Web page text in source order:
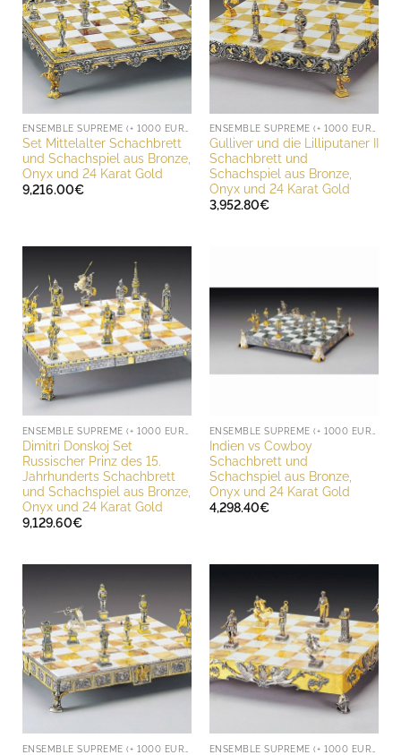
Set Mittelalter Schachbrett
und Schachspiel aus Bronze,
Onyx und 24 Karat Gold
9,216.00€
Gulliver und die Lilliputaner II
Schachbrett und
Schachspiel aus Bronze,
Onyx und 24 Karat Gold
3,952.80€
Dimitri Donskoj Set
Russischer Prinz des 15.
Jahrhunderts Schachbrett
und Schachspiel aus Bronze,
Onyx und 24 Karat Gold
9,129.60€
Indien vs Cowboy
Schachbrett und
Schachspiel aus Bronze,
Onyx und 24 Karat Gold
4,298.40€